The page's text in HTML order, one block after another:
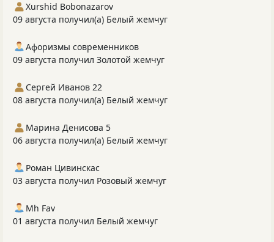
Xurshid Bobonazarov
09 августа получил(а) Белый жемчуг
Афоризмы современников
09 августа получил Золотой жемчуг
Сергей Иванов 22
08 августа получил(а) Белый жемчуг
Марина Денисова 5
06 августа получил(а) Белый жемчуг
Роман Цивинскас
03 августа получил Розовый жемчуг
Mh Fav
01 августа получил Белый жемчуг